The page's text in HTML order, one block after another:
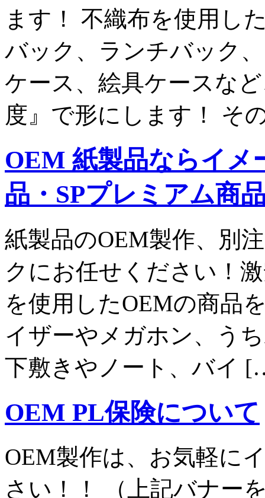
ます！ 不織布を使用し
バック、ランチバック
ケース、絵具ケースな
度』で形にします！ そ
OEM 紙製品ならイメ
品・SPプレミアム商
紙製品のOEM製作、別
クにお任せください！
を使用したOEMの商品
イザーやメガホン、う
下敷きやノート、バイ
OEM PL保険について
OEM製作は、お気軽に
さい！！ （上記バナー